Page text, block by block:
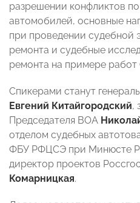
разрешении конфликтов
автомобилей, основные
при проведении судебной
ремонта и судебные
ремонта на примере
Спикерами станут
Евгений Китайгородский,
Председателя ВОА
отделом судебных
ФБУ РФЦСЭ при Минюсте
директор проектов
Комарницкая.